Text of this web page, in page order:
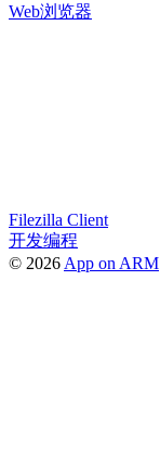
Web浏览器
Filezilla Client
开发编程
© 2026 App on ARM